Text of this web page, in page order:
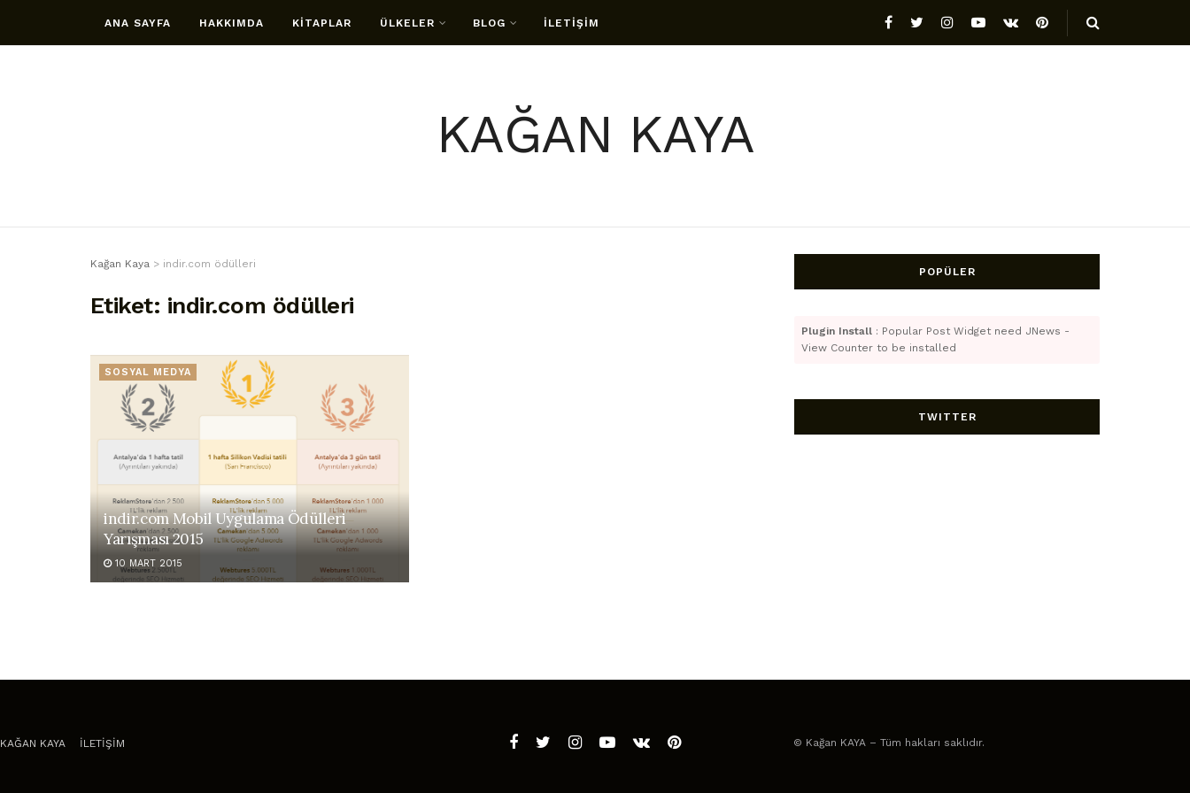
ANA SAYFA HAKKIMDA KİTAPLAR ÜLKELER BLOG İLETİŞİM
KAĞAN KAYA
Kağan Kaya > indir.com ödülleri
Etiket: indir.com ödülleri
SOSYAL MEDYA
indir.com Mobil Uygulama Ödülleri
Yarışması 2015
10 MART 2015
POPÜLER
Plugin Install : Popular Post Widget need JNews -
View Counter to be installed
TWITTER
KAĞAN KAYA İLETİŞİM © Kağan KAYA – Tüm hakları saklıdır.